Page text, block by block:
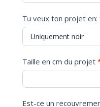
Tu veux ton projet en:
Taille en cm du projet
Est-ce un